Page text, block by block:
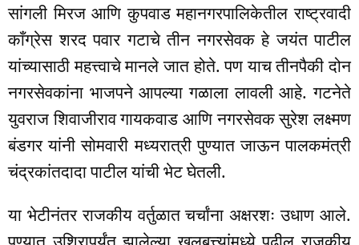
सांगली मिरज आणि कुपवाड महानगरपालिकेतील राष्ट्रवादी
काँग्रेस शरद पवार गटाचे तीन नगरसेवक हे जयंत पाटील
यांच्यासाठी महत्त्वाचे मानले जात होते. पण याच तीनपैकी दोन
नगरसेवकांना भाजपने आपल्या गळाला लावली आहे. गटनेते
युवराज शिवाजीराव गायकवाड आणि नगरसेवक सुरेश लक्ष्मण
बंडगर यांनी सोमवारी मध्यरात्री पुण्यात जाऊन पालकमंत्री
चंद्रकांतदादा पाटील यांची भेट घेतली.
या भेटीनंतर राजकीय वर्तुळात चर्चांना अक्षरशः उधाण आले.